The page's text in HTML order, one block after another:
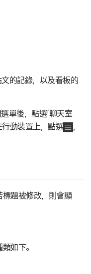
的記錄，以及看板的
單後，點選「聊天室
行動裝置上，點選
，
題被修改，則會顯
如下。